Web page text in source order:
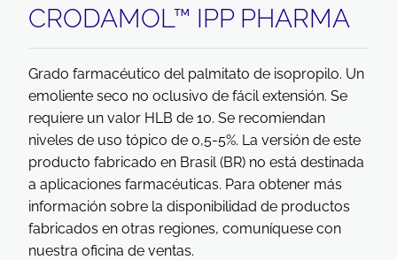
CRODAMOL™ IPP PHARMA
Grado farmacéutico del palmitato de isopropilo. Un
emoliente seco no oclusivo de fácil extensión. Se
requiere un valor HLB de 10. Se recomiendan
niveles de uso tópico de 0,5-5%. La versión de este
producto fabricado en Brasil (BR) no está destinada
a aplicaciones farmacéuticas. Para obtener más
información sobre la disponibilidad de productos
fabricados en otras regiones, comuníquese con
nuestra oficina de ventas.